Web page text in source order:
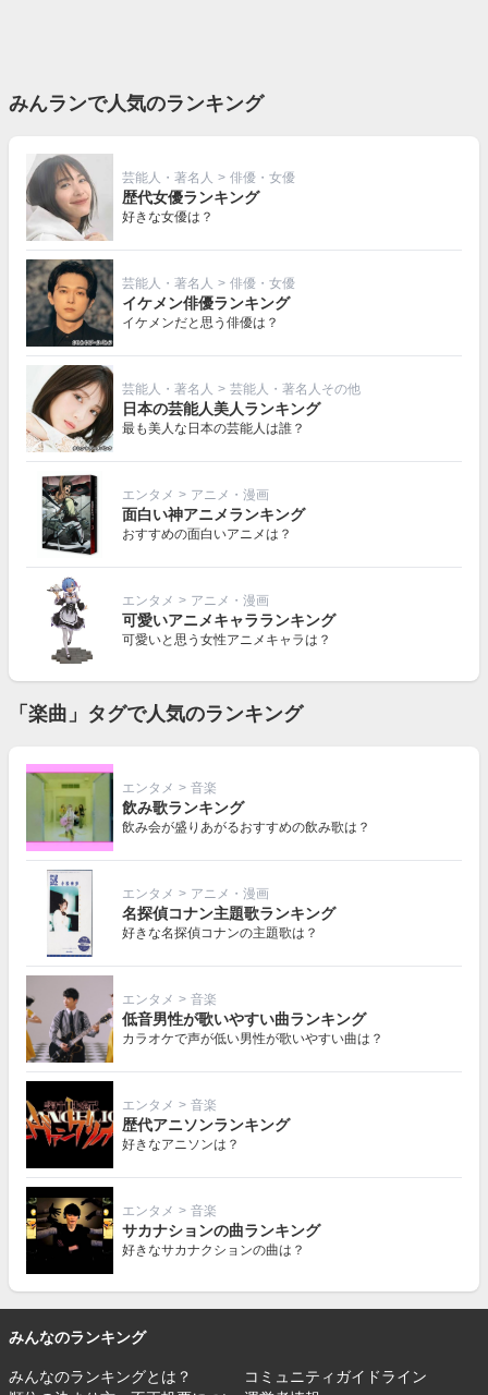
みんランで人気のランキング
芸能人・著名人 > 俳優・女優
歴代女優ランキング
好きな女優は？
芸能人・著名人 > 俳優・女優
イケメン俳優ランキング
イケメンだと思う俳優は？
芸能人・著名人 > 芸能人・著名人その他
日本の芸能人美人ランキング
最も美人な日本の芸能人は誰？
エンタメ > アニメ・漫画
面白い神アニメランキング
おすすめの面白いアニメは？
エンタメ > アニメ・漫画
可愛いアニメキャラランキング
可愛いと思う女性アニメキャラは？
「楽曲」タグで人気のランキング
エンタメ > 音楽
飲み歌ランキング
飲み会が盛りあがるおすすめの飲み歌は？
エンタメ > アニメ・漫画
名探偵コナン主題歌ランキング
好きな名探偵コナンの主題歌は？
エンタメ > 音楽
低音男性が歌いやすい曲ランキング
カラオケで声が低い男性が歌いやすい曲は？
エンタメ > 音楽
歴代アニソンランキング
好きなアニソンは？
エンタメ > 音楽
サカナションの曲ランキング
好きなサカナクションの曲は？
みんなのランキング
みんなのランキングとは？
コミュニティガイドライン